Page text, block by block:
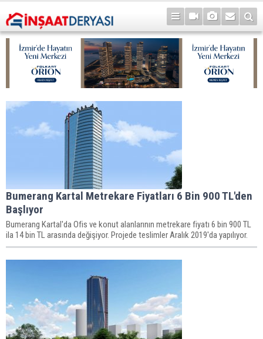
Bumerang Kartal Metrekare Fiyatları 6 Bin 900 TL'den
Başlıyor
Bumerang Kartal'da Ofis ve konut alanlarının metrekare fiyatı 6 bin 900 TL
ila 14 bin TL arasında değişiyor. Projede teslimler Aralık 2019'da yapılıyor.